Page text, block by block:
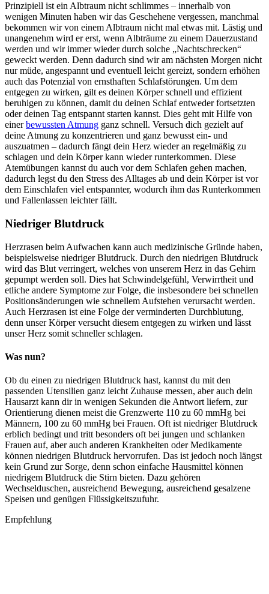
Prinzipiell ist ein Albtraum nicht schlimmes – innerhalb von
wenigen Minuten haben wir das Geschehene vergessen, manchmal
bekommen wir von einem Albtraum nicht mal etwas mit. Lästig und
unangenehm wird er erst, wenn Albträume zu einem Dauerzustand
werden und wir immer wieder durch solche „Nachtschrecken“
geweckt werden. Denn dadurch sind wir am nächsten Morgen nicht
nur müde, angespannt und eventuell leicht gereizt, sondern erhöhen
auch das Potenzial von ernsthaften Schlafstörungen. Um dem
entgegen zu wirken, gilt es deinen Körper schnell und effizient
beruhigen zu können, damit du deinen Schlaf entweder fortsetzten
oder deinen Tag entspannt starten kannst. Dies geht mit Hilfe von
einerbewussten Atmung ganz schnell. Versuch dich gezielt auf
deine Atmung zu konzentrieren und ganz bewusst ein- und
auszuatmen – dadurch fängt dein Herz wieder an regelmäßig zu
schlagen und dein Körper kann wieder runterkommen. Diese
Atemübungen kannst du auch vor dem Schlafen gehen machen,
dadurch legst du den Stress des Alltages ab und dein Körper ist vor
dem Einschlafen viel entspannter, wodurch ihm das Runterkommen
und Fallenlassen leichter fällt.
Niedriger Blutdruck
Herzrasen beim Aufwachen kann auch medizinische Gründe haben,
beispielsweise niedriger Blutdruck. Durch den niedrigen Blutdruck
wird das Blut verringert, welches von unserem Herz in das Gehirn
gepumpt werden soll. Dies hat Schwindelgefühl, Verwirrtheit und
etliche andere Symptome zur Folge, die insbesondere bei schnellen
Positionsänderungen wie schnellem Aufstehen verursacht werden.
Auch Herzrasen ist eine Folge der verminderten Durchblutung,
denn unser Körper versucht diesem entgegen zu wirken und lässt
unser Herz somit schneller schlagen.
Was nun?
Ob du einen zu niedrigen Blutdruck hast, kannst du mit den
passenden Utensilien ganz leicht Zuhause messen, aber auch dein
Hausarzt kann dir in wenigen Sekunden die Antwort liefern, zur
Orientierung dienen meist die Grenzwerte 110 zu 60 mmHg bei
Männern, 100 zu 60 mmHg bei Frauen. Oft ist niedriger Blutdruck
erblich bedingt und tritt besonders oft bei jungen und schlanken
Frauen auf, aber auch anderen Krankheiten oder Medikamente
können niedrigen Blutdruck hervorrufen. Das ist jedoch noch längst
kein Grund zur Sorge, denn schon einfache Hausmittel können
niedrigem Blutdruck die Stirn bieten. Dazu gehören
Wechselduschen, ausreichend Bewegung, ausreichend gesalzene
Speisen und genügen Flüssigkeitszufuhr.
Empfehlung